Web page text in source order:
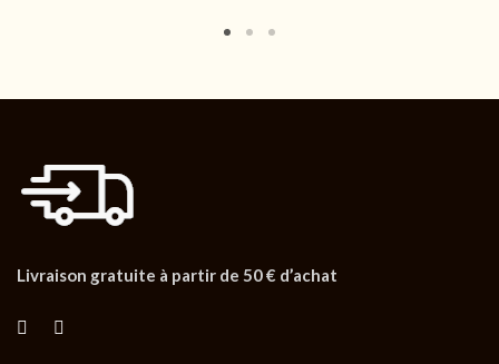
Livraison gratuite à partir de 50 € d’achat